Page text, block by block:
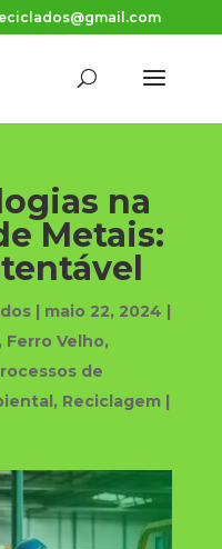
na
Metais:
| maio 22, 2024 |
Ferro Velho,
de
, Reciclagem|